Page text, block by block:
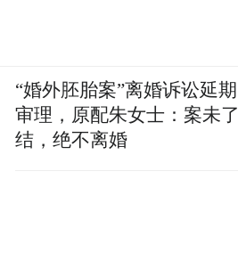
“婚外胚胎案”离婚诉讼延期
审理，原配朱女士：案未了
结，绝不离婚